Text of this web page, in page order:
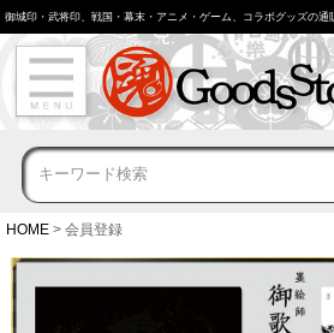
御城印・武将印、戦国・幕末・アニメ・ゲーム、コラボグッズの通
HOME 会員登録